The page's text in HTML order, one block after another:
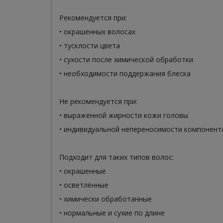
Рекомендуется при:
• окрашенных волосах
• тусклости цвета
• сухости после химической обработки
• необходимости поддержания блеска
Не рекомендуется при:
• выраженной жирности кожи головы
• индивидуальной непереносимости
Подходит для таких типов волос:
• окрашенные
• осветлённые
• химически обработанные
• нормальные и сухие по длине